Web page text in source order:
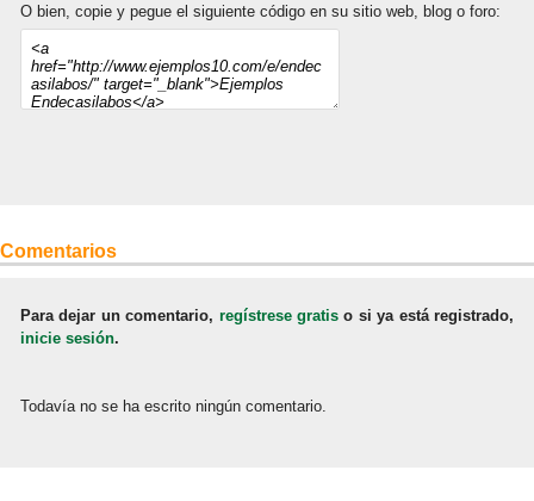
O bien, copie y pegue el siguiente código en su sitio web, blog o foro:
Comentarios
Para dejar un comentario, regístrese gratis o si ya está registrado,
inicie sesión.
Todavía no se ha escrito ningún comentario.